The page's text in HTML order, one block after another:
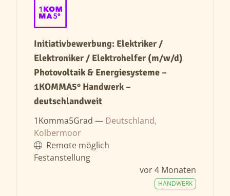
Initiativbewerbung: Elektriker /
Elektroniker / Elektrohelfer (m/w/d)
Photovoltaik & Energiesysteme –
1KOMMA5° Handwerk –
deutschlandweit
1Komma5Grad — Deutschland,
Kolbermoor
Remote möglich
Festanstellung
vor 4 Monaten
HANDWERK